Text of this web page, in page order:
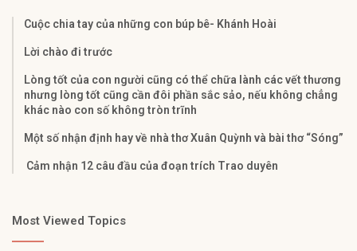
Cuộc chia tay của những con búp bê- Khánh Hoài
Lời chào đi trước
Lòng tốt của con người cũng có thể chữa lành các vết thương
nhưng lòng tốt cũng cần đôi phần sắc sảo, nếu không chẳng
khác nào con số không tròn trĩnh
Một số nhận định hay về nhà thơ Xuân Quỳnh và bài thơ “Sóng”
Cảm nhận 12 câu đầu của đoạn trích Trao duyên
Most Viewed Topics